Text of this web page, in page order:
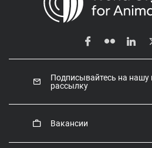
Подписывайтесь на нашу
рассылку
Вакансии